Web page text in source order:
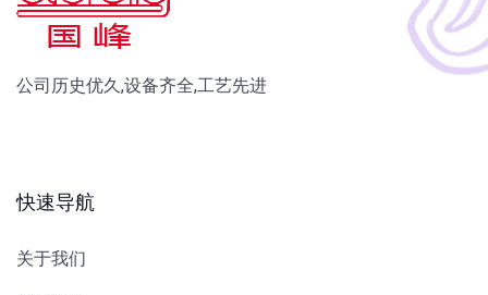
公司历史优久,设备齐全,工艺先进
快速导航
关于我们